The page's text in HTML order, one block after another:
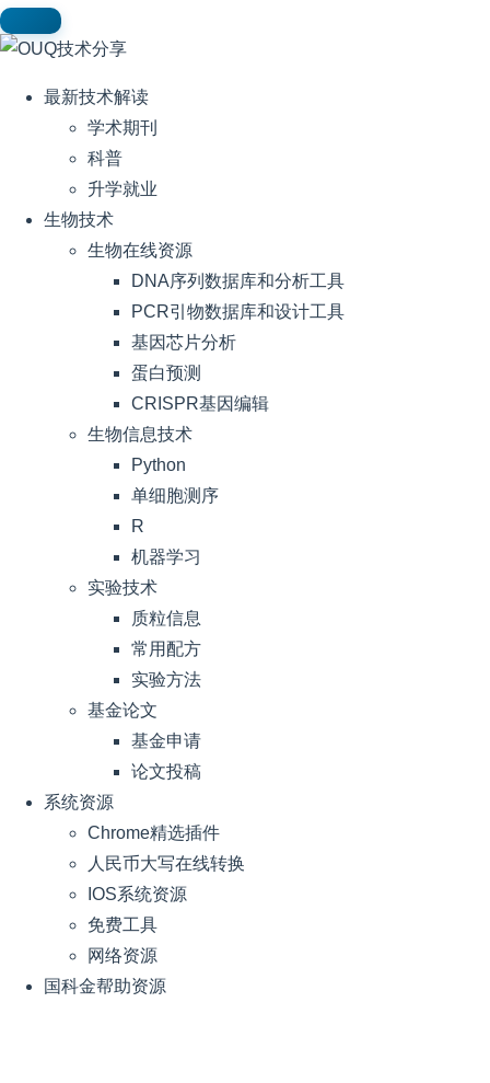
最新技术解读
学术期刊
科普
升学就业
生物技术
生物在线资源
DNA序列数据库和分析工具
PCR引物数据库和设计工具
基因芯片分析
蛋白预测
CRISPR基因编辑
生物信息技术
Python
单细胞测序
R
机器学习
实验技术
质粒信息
常用配方
实验方法
基金论文
基金申请
论文投稿
系统资源
Chrome精选插件
人民币大写在线转换
IOS系统资源
免费工具
网络资源
国科金帮助资源